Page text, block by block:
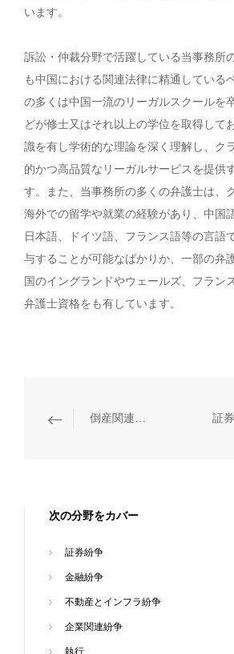
います。
訴訟・仲裁分野で活躍している当事務所
も中国における関連法律に精通している
の多くは中国一流のリーガルスクールを
どが修士又はそれ以上の学位を取得して
識を有し学術的な理論を深く理解し、ク
的かつ高品質なリーガルサービスを提供
す。また、当事務所の多くの弁護士は、
海外での留学や就業の経験があり、中国
日本語、ドイツ語、フランス語等の言語
与することが可能なばかりか、一部の弁
国のイングランドやウェールズ、フラン
弁護士資格をも有しています。
倒産関連訴訟 証
次の分野をカバー
証券紛争
金融紛争
不動産とインフラ紛争
企業関連紛争
執行